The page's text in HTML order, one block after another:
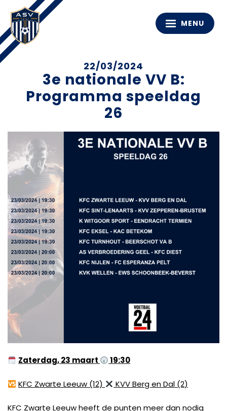
MENU
22/03/2024
3e nationale VV B:
Programma speeldag
26
Zaterdag, 23 maart 19:30
KFC Zwarte Leeuw (12) KVV Berg en Dal (2)
KFC Zwarte Leeuw heeft de punten meer dan nodig